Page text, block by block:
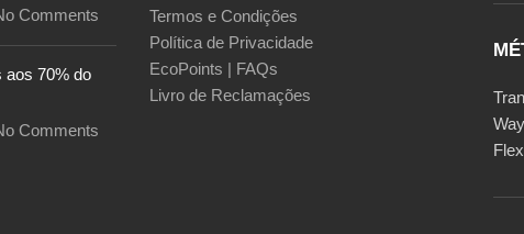
Comments
aos 70% do
Comments
Termos e Condições
Política de Privacidade
EcoPoints | FAQs
Livro de Reclamações